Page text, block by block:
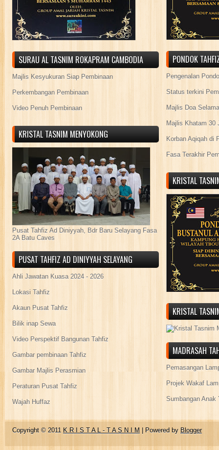
SURAU AL TASNIM ROKAPRAM CAMBODIA
Majlis Kesyukuran Siap Pembinaan
Perkembangan Pembinaan
Video Penuh Pembinaan
KRISTAL TASNIM MENYOKONG
Pusat Tahfiz Ad Diniyyah, Bdr Baru Selayang Fasa
2A Batu Caves
PUSAT TAHFIZ AD DINIYYAH SELAYANG
Ahli Jawatan Kuasa 2024 - 2026
Lokasi Tahfiz
Akaun Pusat Tahfiz
Bilik inap Sewa
Video Perspektif Bangunan Tahfiz
Gambar pembinaan Tahfiz
Gambar Majlis Perasmian
Peraturan Pusat Tahfiz
Wajah Huffaz
PONDOK
Pengenalan
Status terkini
Majlis Doa
Majlis Khatam 30
Korban Aqiqah di
Fasa Terakhir
KRISTAL
KRISTAL
MADRASAH
Pemasangan
Projek Wakaf
Sumbangan Anak
Copyright © 2011 K R I S T A L - T A S N I M | Powered by Blogger